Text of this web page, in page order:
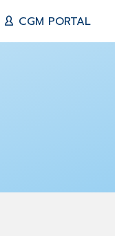
CGM PORTAL